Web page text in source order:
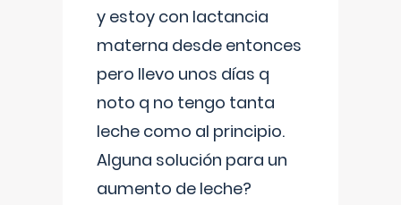
y estoy con lactancia
materna desde entonces
pero llevo unos días q
noto q no tengo tanta
leche como al principio.
Alguna solución para un
aumento de leche?